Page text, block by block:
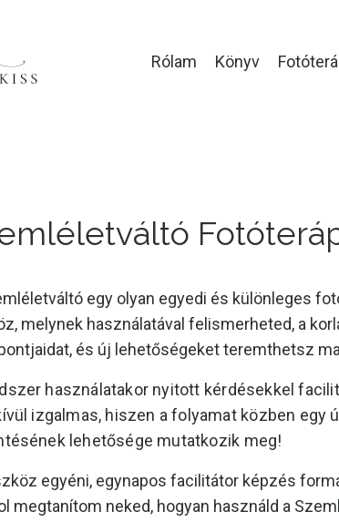
Rólam Könyv
egy olyan egyedi és különleges
melynek használatával felismerheted, a
és új lehetőségeket teremthetsz
használatakor nyitott kérdésekkel
izgalmas, hiszen a folyamat közben egy
lehetősége mutatkozik meg!
egyéni, egynapos facilitátor képzés
megtanítom neked, hogyan használd a